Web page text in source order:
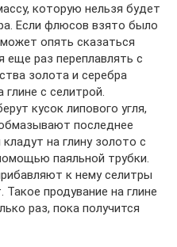
которую нельзя будет
Если флюсов взято было
опять сказаться
еще раз переплавлять с
золота и серебра
с селитрой.
кусок липового угля,
последнее
на глину золото с
паяльной трубки.
к нему селитры
продувание на глине
раз, пока получится